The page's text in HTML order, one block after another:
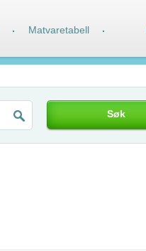
Søk
· Matvaretabell ·